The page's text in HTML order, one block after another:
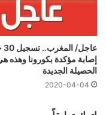
إصابة مؤكدة بكورونا وهذه
الحصيلة الجديدة
2020-04-04